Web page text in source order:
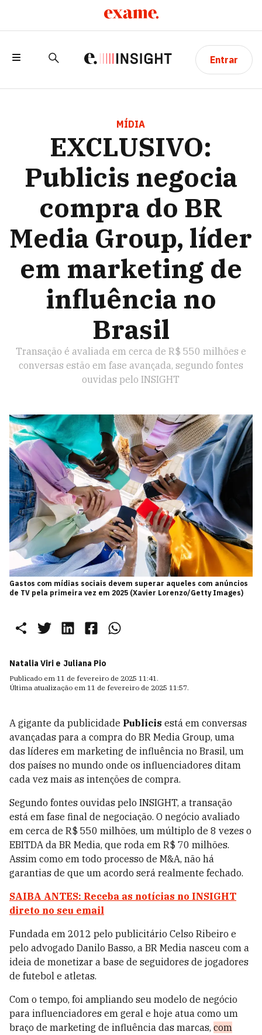
Entrar
COMPRA DO BR MEDIA GROUP, LÍDER
EM MARKETING DE INFLUÊNCIA NO
BRASIL
MÍDIA
EXCLUSIVO:
Publicis negocia
compra do BR
Media Group, líder
em marketing de
influência no
Brasil
Transação é avaliada em cerca de R$ 550 milhões e
conversas estão em fase avançada, segundo fontes
ouvidas pelo INSIGHT
Gastos com mídias sociais devem superar aqueles com anúncios
de TV pela primeira vez em 2025 (Xavier Lorenzo/Getty Images)
Natalia Viri e Juliana Pio
Publicado em 11 de fevereiro de 2025 11:41.
Última atualização em 11 de fevereiro de 2025 11:57.
A gigante da publicidade Publicis está em conversas
avançadas para a compra do BR Media Group, uma
das líderes em marketing de influência no Brasil, um
dos países no mundo onde os influenciadores ditam
cada vez mais as intenções de compra.
Segundo fontes ouvidas pelo INSIGHT, a transação
está em fase final de negociação. O negócio avaliado
em cerca de R$ 550 milhões, um múltiplo de 8 vezes o
EBITDA da BR Media, que roda em R$ 70 milhões.
Assim como em todo processo de M&A, não há
garantias de que um acordo será realmente fechado.
SAIBA ANTES: Receba as notícias no INSIGHT
direto no seu email
Fundada em 2012 pelo publicitário Celso Ribeiro e
pelo advogado Danilo Basso, a BR Media nasceu com a
ideia de monetizar a base de seguidores de jogadores
de futebol e atletas.
Com o tempo, foi ampliando seu modelo de negócio
para influenciadores em geral e hoje atua como um
braço de marketing de influência das marcas, com